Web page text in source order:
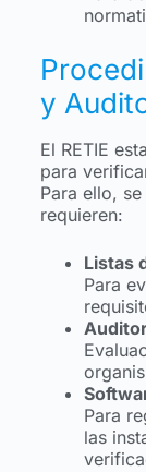
y
El RETIE
para
Para ello, se
requieren:
Listas
Para
Para
las